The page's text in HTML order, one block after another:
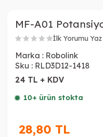
MF-A01
İlk Yorumu Yaz
Marka : Robolink
Sku : RLD3D12-1418
24 TL + KDV
10+ ürün stokta
28,80 TL